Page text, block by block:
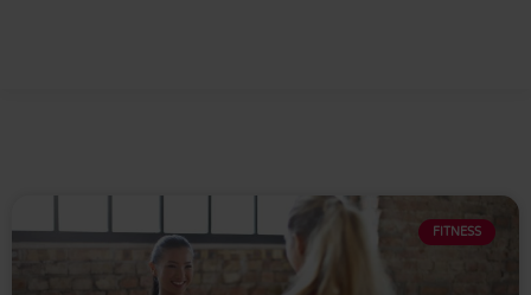
FITNESS